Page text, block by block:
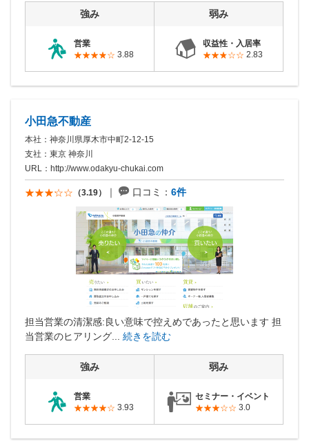
強み
営業
3.88
弱み
収益性・入居率
2.83
小田急不動産
本社：神奈川県厚木市中町2-12-15
支社：東京 神奈川
URL： http://www.odakyu-chukai.com
（3.19） 口コミ： 6件
担当営業の清潔感:良い意味で控えめであったと思います 担
当営業のヒアリング... 続きを読む
強み
営業
3.93
弱み
セミナー・イベント
3.0